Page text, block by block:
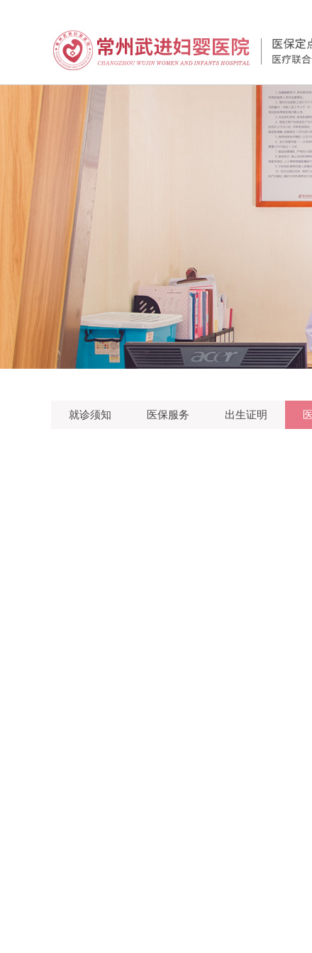
就诊须知 医保服务 出生证明